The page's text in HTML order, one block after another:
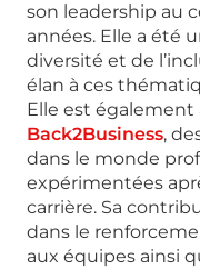
son leadership au
années. Elle a été
diversité et de
élan à ces
Elle est également
Back2Business,
dans le monde
expérimentées
carrière. Sa
dans le
aux équipes ainsi